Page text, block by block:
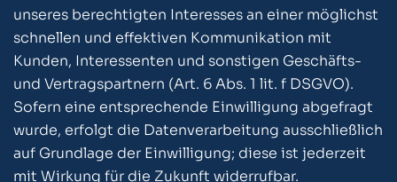
unseres berechtigten Interesses an einer möglichst
schnellen und effektiven Kommunikation mit
Kunden, Interessenten und sonstigen Geschäfts-
und Vertragspartnern (Art. 6 Abs. 1 lit. f DSGVO).
Sofern eine entsprechende Einwilligung abgefragt
wurde, erfolgt die Datenverarbeitung ausschließlich
auf Grundlage der Einwilligung; diese ist jederzeit
mit Wirkung für die Zukunft widerrufbar.